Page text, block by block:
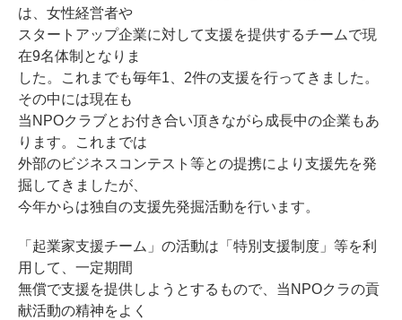
は、女性経営者や
スタートアップ企業に対して支援を提供するチームで現
在9名体制となりま
した。これまでも毎年1、2件の支援を行ってきました。
その中には現在も
当NPOクラブとお付き合い頂きながら成長中の企業もあ
ります。これまでは
外部のビジネスコンテスト等との提携により支援先を発
掘してきましたが、
今年からは独自の支援先発掘活動を行います。
「起業家支援チーム」の活動は「特別支援制度」等を利
用して、一定期間
無償で支援を提供しようとするもので、当NPOクラの貢
献活動の精神をよく